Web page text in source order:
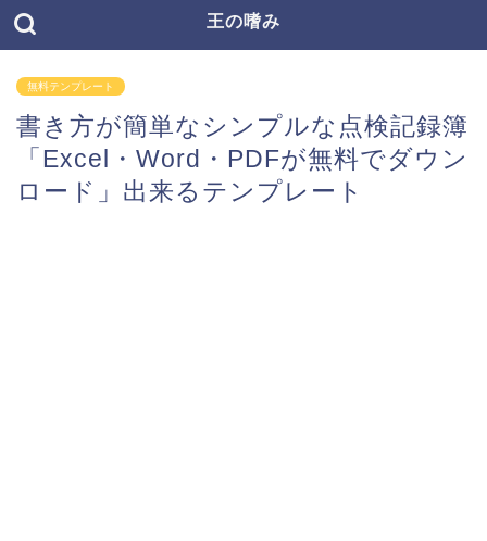
王の嗜み
無料テンプレート
書き方が簡単なシンプルな点検記録簿
「Excel・Word・PDFが無料でダウン
ロード」出来るテンプレート